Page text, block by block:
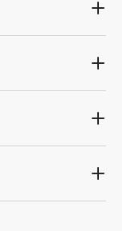
votre célébration.